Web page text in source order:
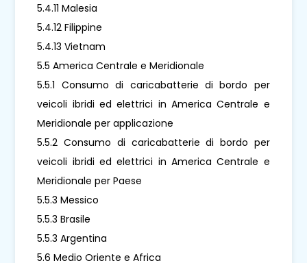
5.4.11 Malesia
5.4.12 Filippine
5.4.13 Vietnam
5.5 America Centrale e Meridionale
5.5.1 Consumo di caricabatterie di bordo per
veicoli ibridi ed elettrici in America Centrale e
Meridionale per applicazione
5.5.2 Consumo di caricabatterie di bordo per
veicoli ibridi ed elettrici in America Centrale e
Meridionale per Paese
5.5.3 Messico
5.5.3 Brasile
5.5.3 Argentina
5.6 Medio Oriente e Africa